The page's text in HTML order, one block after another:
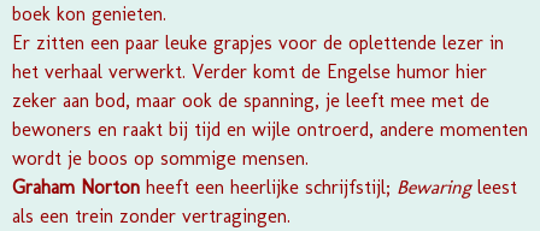
boek kon genieten.
Er zitten een paar leuke grapjes voor de oplettende lezer in
het verhaal verwerkt. Verder komt de Engelse humor hier
zeker aan bod, maar ook de spanning, je leeft mee met de
bewoners en raakt bij tijd en wijle ontroerd, andere momenten
wordt je boos op sommige mensen.
Graham Norton heeft een heerlijke schrijfstijl; Bewaringleest
als een trein zonder vertragingen.